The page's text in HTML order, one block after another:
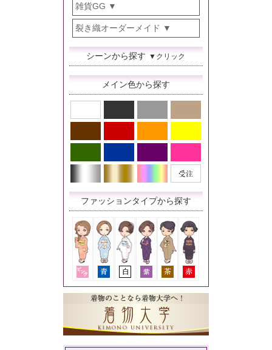
雑貨GG
裂き織オーダーメイド
シーンから探す ▼クリック
メイン色から探す
ファッションタイプから探す